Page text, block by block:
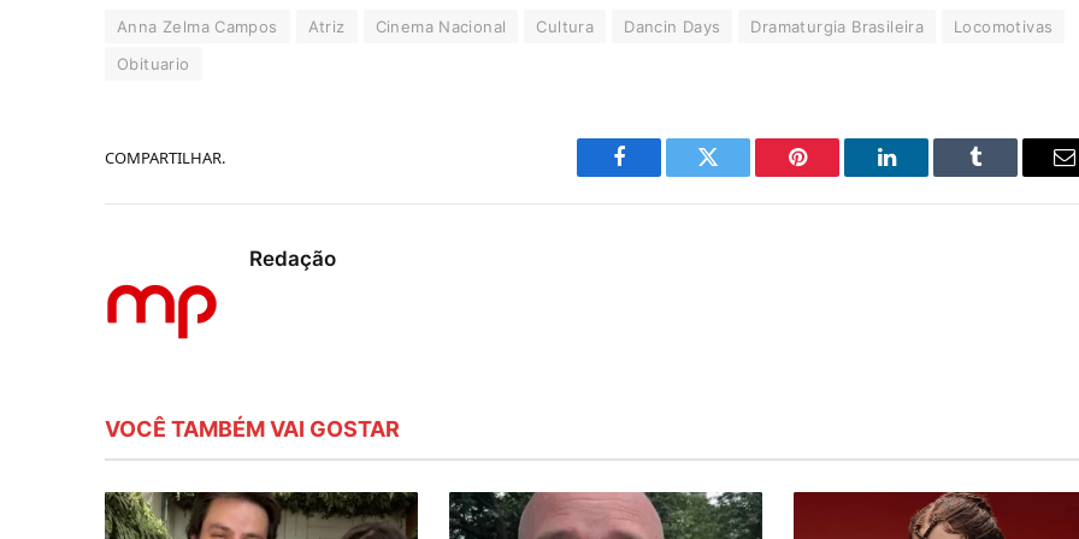
Anna Zelma Campos Atriz Cinema Nacional Cultura Dancin Days Dramaturgia Brasileira
Locomotivas
Obituario
COMPARTILHAR.
Facebook Twitter Pinterest LinkedIn Tumblr
Redação
VOCÊ TAMBÉM VAI GOSTAR